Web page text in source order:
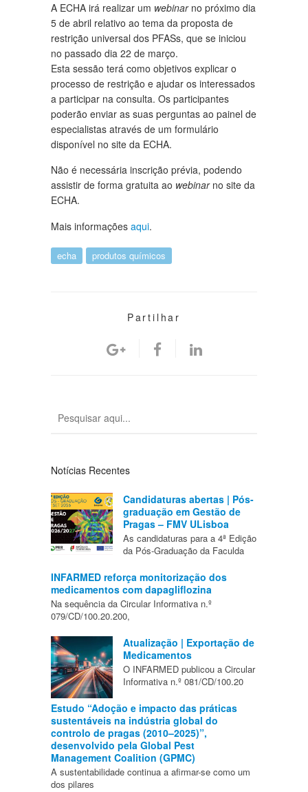
A ECHA irá realizar um webinarno próximo dia
5 de abril relativo ao tema da proposta de
restrição universal dos PFASs, que se iniciou
no passado dia 22 de março.
Esta sessão terá como objetivos explicar o
processo de restrição e ajudar os interessados
a participar na consulta. Os participantes
poderão enviar as suas perguntas ao painel de
especialistas através de um formulário
disponível no site da ECHA.
Não é necessária inscrição prévia, podendo
assistir de forma gratuita ao webinarno site da
ECHA.
Mais informações aqui.
echa produtos químicos
Partilhar
Notícias Recentes
Candidaturas abertas | Pós-
graduação em Gestão de
Pragas – FMV ULisboa
As candidaturas para a 4ª Edição
da Pós-Graduação da Faculda
INFARMED reforça monitorização dos
medicamentos com dapagliflozina
Na sequência da Circular Informativa n.º
079/CD/100.20.200,
Atualização | Exportação de
Medicamentos
O INFARMED publicou a Circular
Informativa n.º 081/CD/100.20
Estudo “Adoção e impacto das práticas
sustentáveis na indústria global do
controlo de pragas (2010–2025)”,
desenvolvido pela Global Pest
Management Coalition (GPMC)
A sustentabilidade continua a afirmar-se como um
dos pilares